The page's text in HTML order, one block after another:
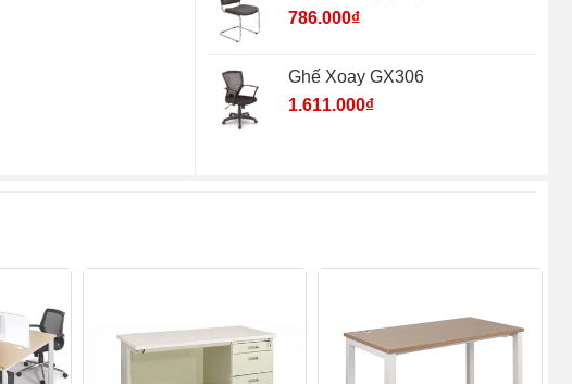
786.000₫
Ghế Xoay GX306
1.611.000₫